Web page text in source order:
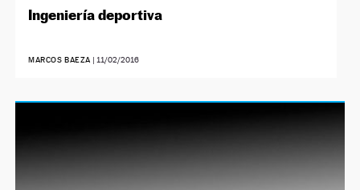
Ingeniería deportiva
MARCOS BAEZA | 11/02/2016